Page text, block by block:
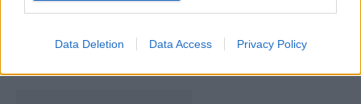
Data Deletion Data Access Privacy Policy
Centro de Portugal inicia BTL 2026
com liderança reforçada e ambição